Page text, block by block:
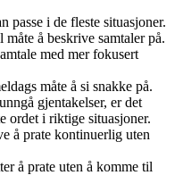
passe i de fleste situasjoner.
å beskrive samtaler på.
med mer fokusert
måte å si snakke på.
gjentakelser, er det
ordet i riktige situasjoner.
å prate kontinuerlig uten
å prate uten å komme til